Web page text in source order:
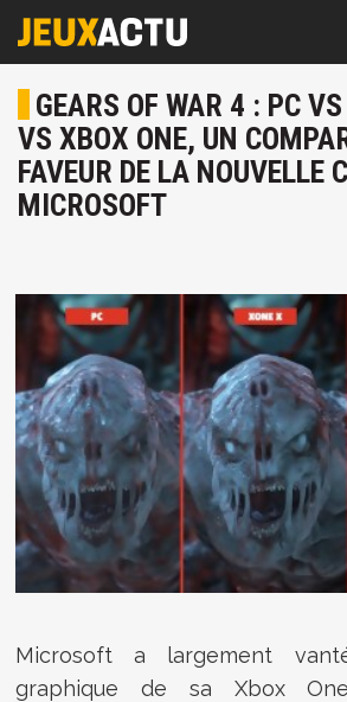
GEARS OF WAR 4 : PC
VS XBOX ONE, UN
FAVEUR DE LA NOUVELLE
MICROSOFT
Microsoft a largement
graphique de sa Xbox